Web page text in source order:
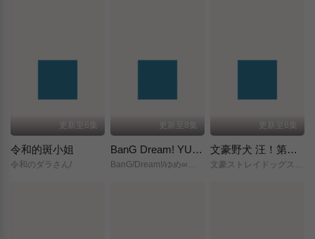
更新至6集
令和的斑小姐
令和のダラさん/
更新至8集
BanG Dream! YUME∞MITA
更新至6集
文豪野犬 汪！第二季